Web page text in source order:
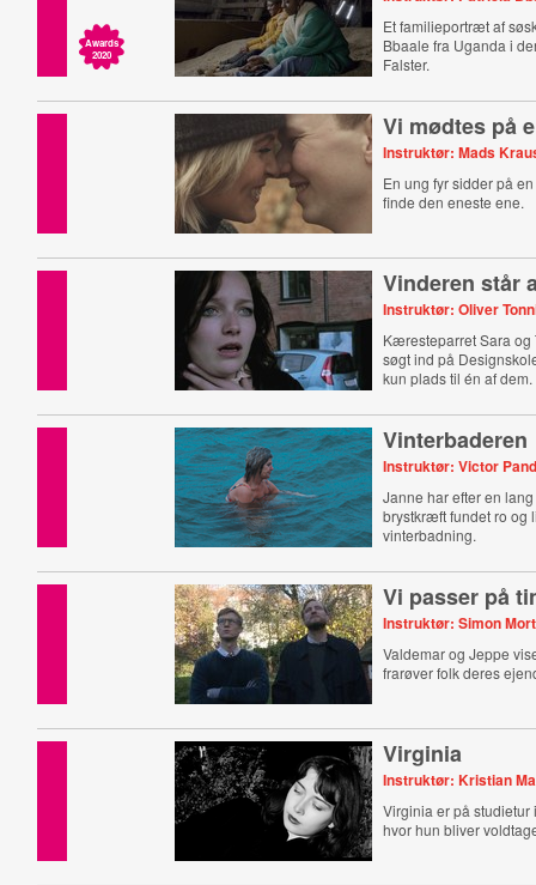
Awards
2020
Et familieportræt af
Bbaale fra Uganda i
Falster.
Vi mødtes på
Instruktør: Mads
En ung fyr sidder på
finde den eneste ene.
Vinderen står
Instruktør: Oliver
Kæresteparret Sara og
søgt ind på
kun plads til én af dem.
Vinterbaderen
Instruktør: Victor
Janne har efter en
brystkræft fundet ro og
vinterbadning.
Vi passer på
Instruktør: Simon
Valdemar og Jeppe
frarøver folk deres
Virginia
Instruktør: Kristian
Virginia er på studietur
hvor hun bliver